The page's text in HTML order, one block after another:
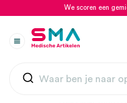
We scoren een